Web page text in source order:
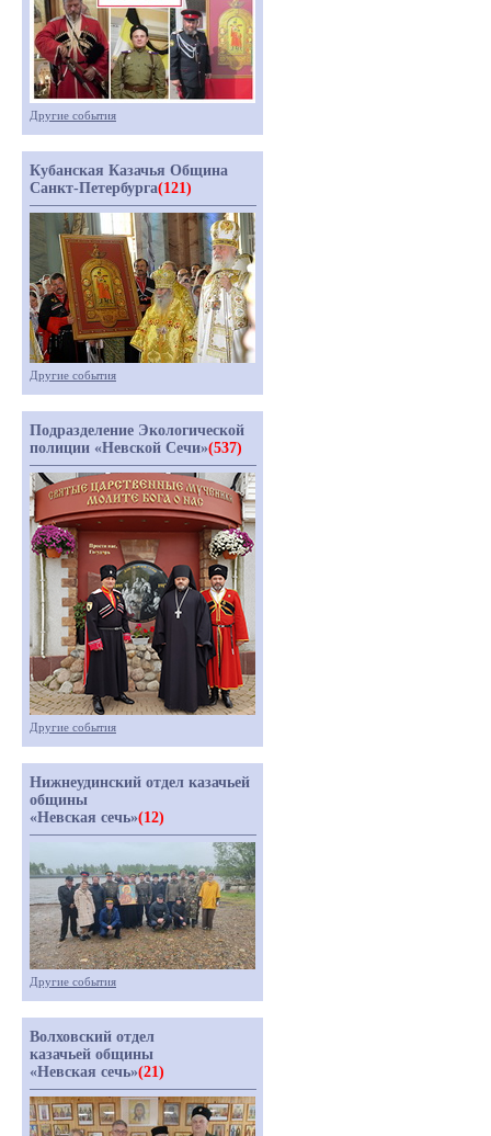
Другие события
Кубанская Казачья Община
Санкт-Петербурга(121)
Другие события
Подразделение Экологической
полиции «Невской Сечи»(537)
Другие события
Нижнеудинский отдел казачьей
общины
«Невская сечь»(12)
Другие события
Волховский отдел
казачьей общины
«Невская сечь»(21)